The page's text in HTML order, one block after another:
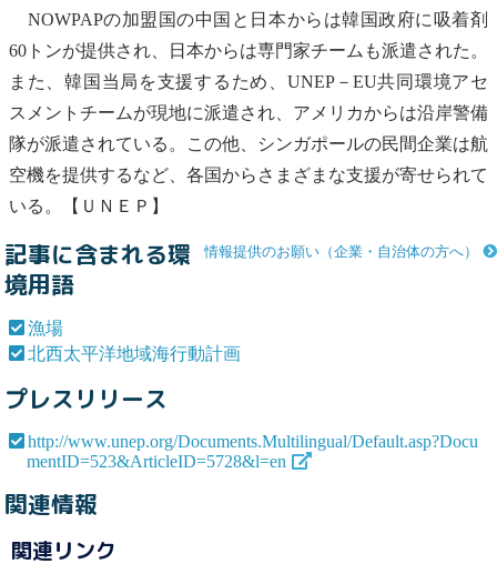
NOWPAPの加盟国の中国と日本からは韓国政府に吸着剤
60トンが提供され、日本からは専門家チームも派遣された。
また、韓国当局を支援するため、UNEP－EU共同環境アセ
スメントチームが現地に派遣され、アメリカからは沿岸警備
隊が派遣されている。この他、シンガポールの民間企業は航
空機を提供するなど、各国からさまざまな支援が寄せられて
いる。【ＵＮＥＰ】
情報提供のお願い（企業・自治体の方へ）
記事に含まれる環
境用語
漁場
北西太平洋地域海行動計画
プレスリリース
http://www.unep.org/Documents.Multilingual/Default.asp?Docu
mentID=523&ArticleID=5728&l=en
関連情報
関連リンク